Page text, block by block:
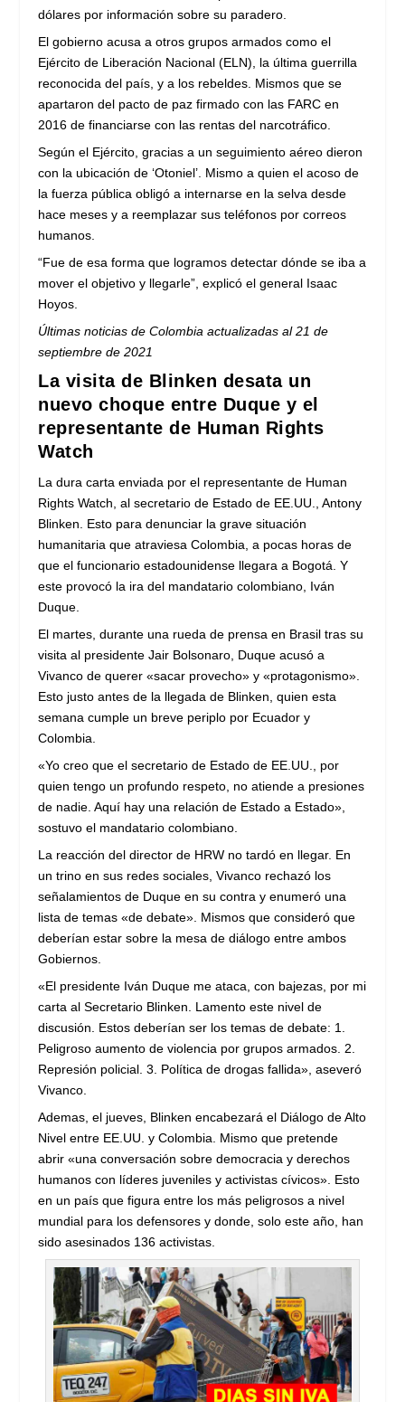
dólares por información sobre su paradero.
El gobierno acusa a otros grupos armados como el
Ejército de Liberación Nacional (ELN), la última guerrilla
reconocida del país, y a los rebeldes. Mismos que se
apartaron del pacto de paz firmado con las FARC en
2016 de financiarse con las rentas del narcotráfico.
Según el Ejército, gracias a un seguimiento aéreo dieron
con la ubicación de ‘Otoniel’. Mismo a quien el acoso de
la fuerza pública obligó a internarse en la selva desde
hace meses y a reemplazar sus teléfonos por correos
humanos.
“Fue de esa forma que logramos detectar dónde se iba a
mover el objetivo y llegarle”, explicó el general Isaac
Hoyos.
Últimas noticias de Colombia actualizadas al 21 de
septiembre de 2021
La visita de Blinken desata un
nuevo choque entre Duque y el
representante de Human Rights
Watch
La dura carta enviada por el representante de Human
Rights Watch, al secretario de Estado de EE.UU., Antony
Blinken. Esto para denunciar la grave situación
humanitaria que atraviesa Colombia, a pocas horas de
que el funcionario estadounidense llegara a Bogotá. Y
este provocó la ira del mandatario colombiano, Iván
Duque.
El martes, durante una rueda de prensa en Brasil tras su
visita al presidente Jair Bolsonaro, Duque acusó a
Vivanco de querer «sacar provecho» y «protagonismo».
Esto justo antes de la llegada de Blinken, quien esta
semana cumple un breve periplo por Ecuador y
Colombia.
«Yo creo que el secretario de Estado de EE.UU., por
quien tengo un profundo respeto, no atiende a presiones
de nadie. Aquí hay una relación de Estado a Estado»,
sostuvo el mandatario colombiano.
La reacción del director de HRW no tardó en llegar. En
un trino en sus redes sociales, Vivanco rechazó los
señalamientos de Duque en su contra y enumeró una
lista de temas «de debate». Mismos que consideró que
deberían estar sobre la mesa de diálogo entre ambos
Gobiernos.
«El presidente Iván Duque me ataca, con bajezas, por mi
carta al Secretario Blinken. Lamento este nivel de
discusión. Estos deberían ser los temas de debate: 1.
Peligroso aumento de violencia por grupos armados. 2.
Represión policial. 3. Política de drogas fallida», aseveró
Vivanco.
Ademas, el jueves, Blinken encabezará el Diálogo de Alto
Nivel entre EE.UU. y Colombia. Mismo que pretende
abrir «una conversación sobre democracia y derechos
humanos con líderes juveniles y activistas cívicos». Esto
en un país que figura entre los más peligrosos a nivel
mundial para los defensores y donde, solo este año, han
sido asesinados 136 activistas.